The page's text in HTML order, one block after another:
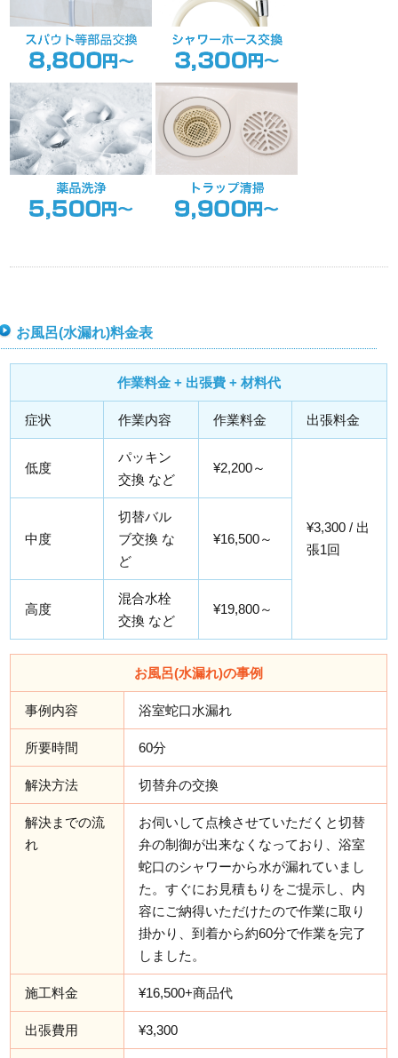
お風呂(水漏れ)料金表
作業料金 + 出張費 + 材料代
症状 作業内容 作業料金 出張料金
低度
パッキン
交換 など
¥2,200～
¥3,300 / 出
張1回
中度
切替バル
ブ交換 な
ど
¥16,500～
高度
混合水栓
交換 など
¥19,800～
お風呂(水漏れ)の事例
事例内容 浴室蛇口水漏れ
所要時間 60分
解決方法 切替弁の交換
解決までの流
れ
お伺いして点検させていただくと切替
弁の制御が出来なくなっており、浴室
蛇口のシャワーから水が漏れていまし
た。すぐにお見積もりをご提示し、内
容にご納得いただけたので作業に取り
掛かり、到着から約60分で作業を完了
しました。
施工料金 ¥16,500+商品代
出張費用 ¥3,300